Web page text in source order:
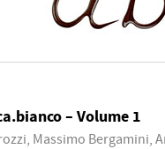
– Volume 1
Massimo Bergamini,